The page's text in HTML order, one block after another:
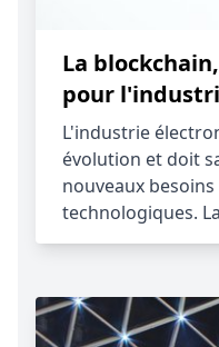
La
pour
L'industrie
évolution et doit
nouveaux
technologiques.